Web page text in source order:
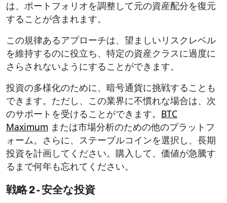
は、ポートフォリオを調整して元の資産配分を復元
することが含まれます。
この規律あるアプローチは、望ましいリスクレベル
を維持するのに役立ち、特定の資産クラスに過度に
さらされないようにすることができます。
投資の多様化のために、暗号通貨に挑戦することも
できます。ただし、この業界に不慣れな場合は、次
のサポートを受けることができます。 BTC
Maximum または市場分析のための他のプラットフ
ォーム。さらに、ステーブルコインを選択し、長期
投資を計画してください。購入して、価値が急騰す
るまで何年も忘れてください。
戦略 2 - 安全な投資